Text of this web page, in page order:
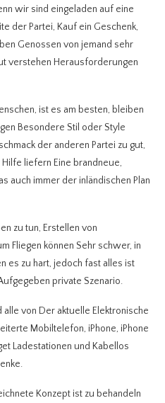
wir sind eingeladen auf eine
der Partei, Kauf ein Geschenk,
Genossen von jemand sehr
verstehen Herausforderungen
ist es am besten, bleiben
Besondere Stil oder Style
der anderen Partei zu gut,
liefern Eine brandneue,
auch immer der inländischen Plan
zu tun, Erstellen von
Fliegen können Sehr schwer, in
es zu hart, jedoch fast alles ist
private Szenario.
alle von Der aktuelle Elektronische
Mobiltelefon, iPhone, iPhone
Ladestationen und Kabellos
Konzept ist zu behandeln